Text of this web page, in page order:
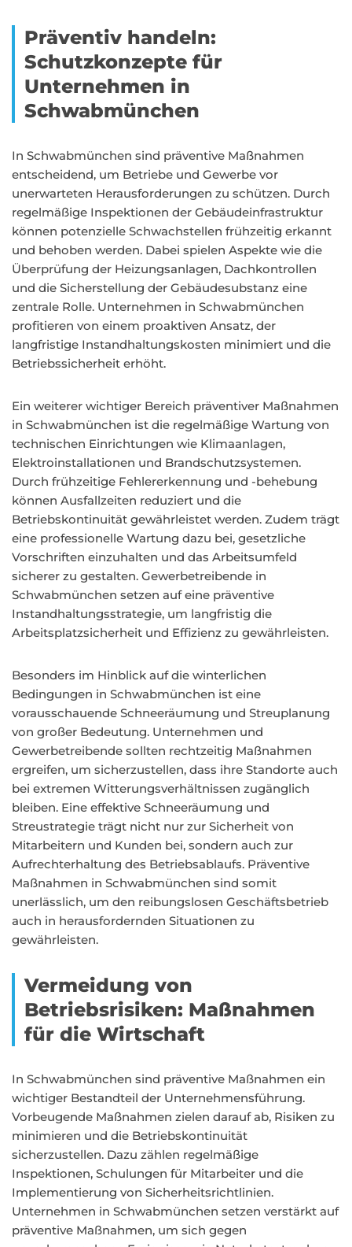
Präventiv handeln:
Schutzkonzepte für
Unternehmen in
Schwabmünchen
In Schwabmünchen sind präventive Maßnahmen
entscheidend, um Betriebe und Gewerbe vor
unerwarteten Herausforderungen zu schützen. Durch
regelmäßige Inspektionen der Gebäudeinfrastruktur
können potenzielle Schwachstellen frühzeitig erkannt
und behoben werden. Dabei spielen Aspekte wie die
Überprüfung der Heizungsanlagen, Dachkontrollen
und die Sicherstellung der Gebäudesubstanz eine
zentrale Rolle. Unternehmen in Schwabmünchen
profitieren von einem proaktiven Ansatz, der
langfristige Instandhaltungskosten minimiert und die
Betriebssicherheit erhöht.
Ein weiterer wichtiger Bereich präventiver Maßnahmen
in Schwabmünchen ist die regelmäßige Wartung von
technischen Einrichtungen wie Klimaanlagen,
Elektroinstallationen und Brandschutzsystemen.
Durch frühzeitige Fehlererkennung und -behebung
können Ausfallzeiten reduziert und die
Betriebskontinuität gewährleistet werden. Zudem trägt
eine professionelle Wartung dazu bei, gesetzliche
Vorschriften einzuhalten und das Arbeitsumfeld
sicherer zu gestalten. Gewerbetreibende in
Schwabmünchen setzen auf eine präventive
Instandhaltungsstrategie, um langfristig die
Arbeitsplatzsicherheit und Effizienz zu gewährleisten.
Besonders im Hinblick auf die winterlichen
Bedingungen in Schwabmünchen ist eine
vorausschauende Schneeräumung und Streuplanung
von großer Bedeutung. Unternehmen und
Gewerbetreibende sollten rechtzeitig Maßnahmen
ergreifen, um sicherzustellen, dass ihre Standorte auch
bei extremen Witterungsverhältnissen zugänglich
bleiben. Eine effektive Schneeräumung und
Streustrategie trägt nicht nur zur Sicherheit von
Mitarbeitern und Kunden bei, sondern auch zur
Aufrechterhaltung des Betriebsablaufs. Präventive
Maßnahmen in Schwabmünchen sind somit
unerlässlich, um den reibungslosen Geschäftsbetrieb
auch in herausfordernden Situationen zu
gewährleisten.
Vermeidung von
Betriebsrisiken: Maßnahmen
für die Wirtschaft
In Schwabmünchen sind präventive Maßnahmen ein
wichtiger Bestandteil der Unternehmensführung.
Vorbeugende Maßnahmen zielen darauf ab, Risiken zu
minimieren und die Betriebskontinuität
sicherzustellen. Dazu zählen regelmäßige
Inspektionen, Schulungen für Mitarbeiter und die
Implementierung von Sicherheitsrichtlinien.
Unternehmen in Schwabmünchen setzen verstärkt auf
präventive Maßnahmen, um sich gegen